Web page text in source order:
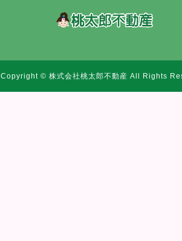
Copyright © 株式会社桃太郎不動産 All Rights